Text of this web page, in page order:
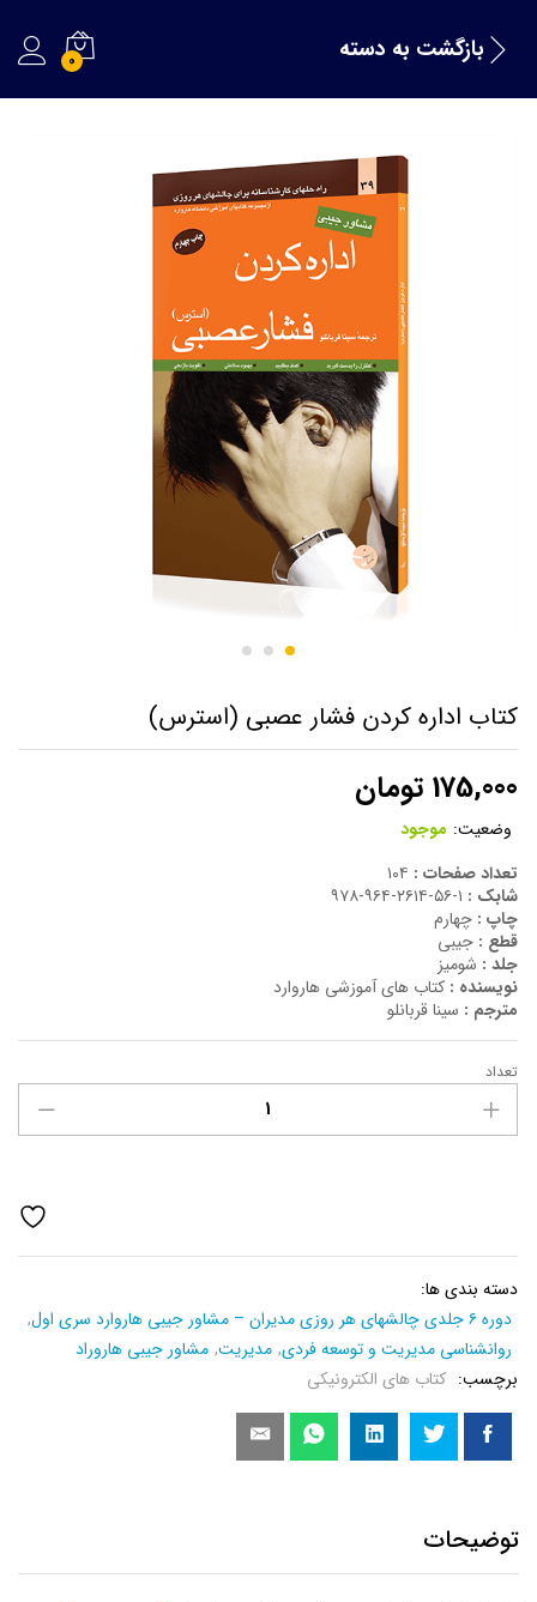
بازگشت به دسته 0
کتاب اداره کردن فشار عصبی (استرس)
175,000 تومان
وضعیت: موجود
تعداد صفحات :
شابک :
چاپ : چهارم
قطع : جیبی
جلد : شومیز
نویسنده : کتاب های آموزشی هاروارد
مترجم : سینا قربانلو
کتاب
اداره
کردن
عدد
تعداد
دسته بندی ها:
دوره ۶ جلدی چالشهای هر روزی مدیران – مشاور جیبی هاروارد سری اول
,
روانشناسی مدیریت و توسعه فردی, مدیریت, مشاور جیبی هاروراد
برچسب: کتاب های الکترونیکی
توضیحات